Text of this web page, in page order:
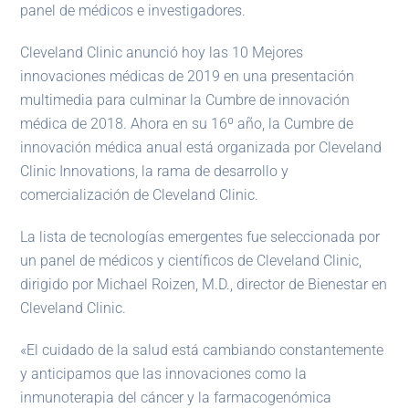
panel de médicos e investigadores.
Cleveland Clinic anunció hoy las 10 Mejores
innovaciones médicas de 2019 en una presentación
multimedia para culminar la Cumbre de innovación
médica de 2018. Ahora en su 16º año, la Cumbre de
innovación médica anual está organizada por Cleveland
Clinic Innovations, la rama de desarrollo y
comercialización de Cleveland Clinic.
La lista de tecnologías emergentes fue seleccionada por
un panel de médicos y científicos de Cleveland Clinic,
dirigido por Michael Roizen, M.D., director de Bienestar en
Cleveland Clinic.
«El cuidado de la salud está cambiando constantemente
y anticipamos que las innovaciones como la
inmunoterapia del cáncer y la farmacogenómica